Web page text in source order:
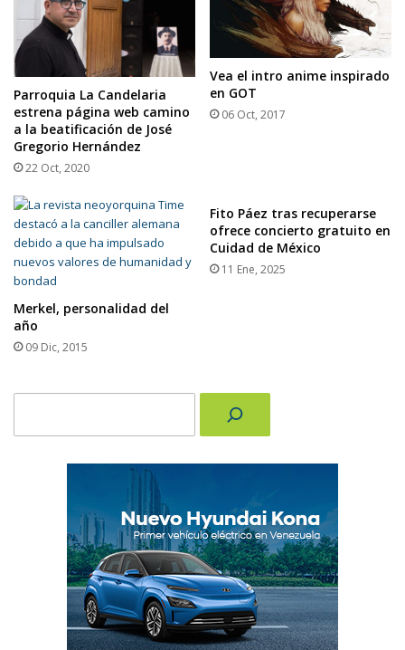
Parroquia La Candelaria
estrena página web camino
a la beatificación de José
Gregorio Hernández
22 Oct, 2020
Vea el intro anime inspirado
en GOT
06 Oct, 2017
Merkel, personalidad del
año
09 Dic, 2015
Fito Páez tras recuperarse
ofrece concierto gratuito en
Cuidad de México
11 Ene, 2025